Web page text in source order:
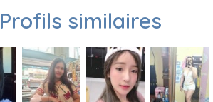
Profils similaires